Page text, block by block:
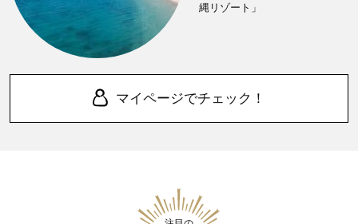
縄リゾート」
マイページでチェック！